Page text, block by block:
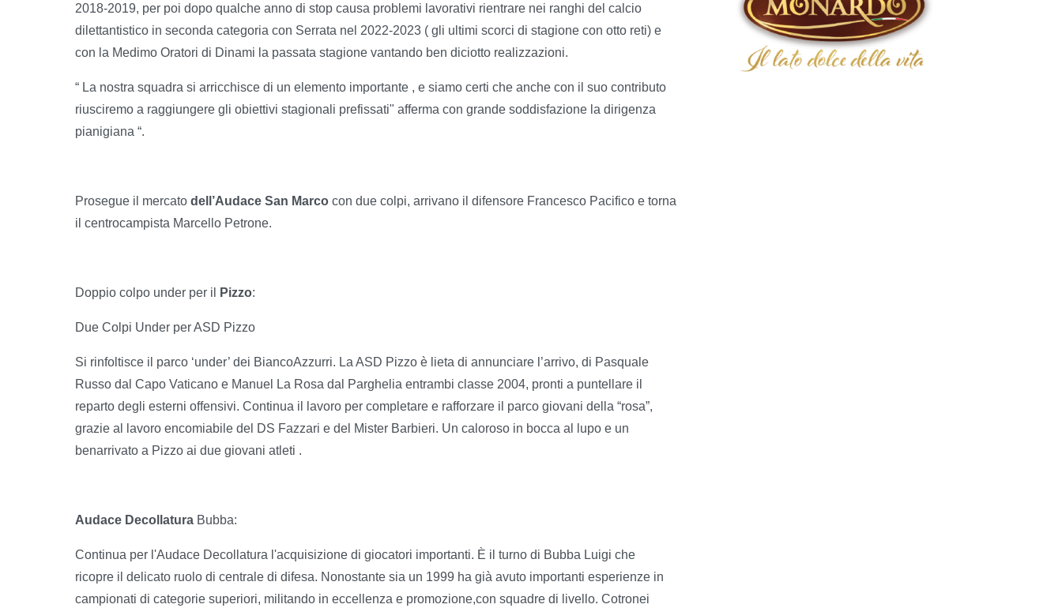
2018-2019, per poi dopo qualche anno di stop causa problemi lavorativi rientrare nei ranghi del calcio
dilettantistico in seconda categoria con Serrata nel 2022-2023 ( gli ultimi scorci di stagione con otto reti) e
con la Medimo Oratori di Dinami la passata stagione vantando ben diciotto realizzazioni.
“ La nostra squadra si arricchisce di un elemento importante , e siamo certi che anche con il suo contributo
riusciremo a raggiungere gli obiettivi stagionali prefissati" afferma con grande soddisfazione la dirigenza
pianigiana “.
Prosegue il mercato dell’Audace San Marco con due colpi, arrivano il difensore Francesco Pacifico e torna
il centrocampista Marcello Petrone.
Doppio colpo under per il Pizzo:
Due Colpi Under per ASD Pizzo
Si rinfoltisce il parco ‘under’ dei BiancoAzzurri. La ASD Pizzo è lieta di annunciare l’arrivo, di Pasquale
Russo dal Capo Vaticano e Manuel La Rosa dal Parghelia entrambi classe 2004, pronti a puntellare il
reparto degli esterni offensivi. Continua il lavoro per completare e rafforzare il parco giovani della “rosa”,
grazie al lavoro encomiabile del DS Fazzari e del Mister Barbieri. Un caloroso in bocca al lupo e un
benarrivato a Pizzo ai due giovani atleti .
Audace Decollatura Bubba:
Continua per l'Audace Decollatura l'acquisizione di giocatori importanti. È il turno di Bubba Luigi che
ricopre il delicato ruolo di centrale di difesa. Nonostante sia un 1999 ha già avuto importanti esperienze in
campionati di categorie superiori, militando in eccellenza e promozione,con squadre di livello. Cotronei